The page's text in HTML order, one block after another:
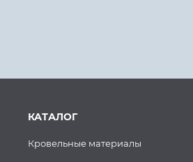
КАТАЛОГ
Кровельные материалы